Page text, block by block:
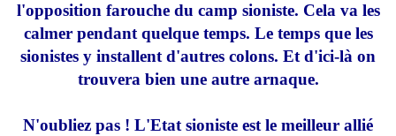
l'opposition farouche du camp sioniste. Cela va les
calmer pendant quelque temps. Le temps que les
sionistes y installent d'autres colons. Et d'ici-là on
trouvera bien une autre arnaque.
N'oubliez pas ! L'Etat sioniste est le meilleur allié